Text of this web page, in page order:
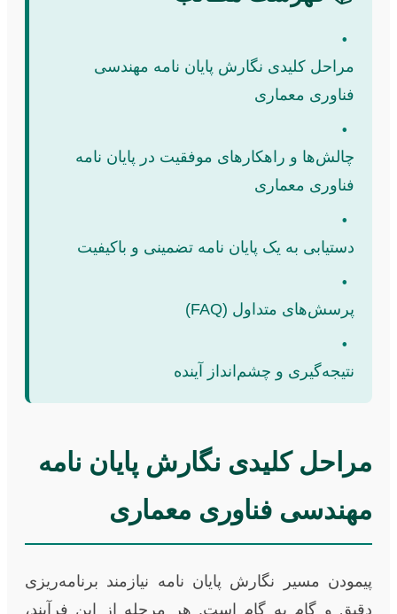
•
مراحل کلیدی نگارش پایان نامه مهندسی
فناوری معماری
•
چالش‌ها و راهکارهای موفقیت در پایان نامه
فناوری معماری
•
دستیابی به یک پایان نامه تضمینی و باکیفیت
•
پرسش‌های متداول (FAQ)
•
نتیجه‌گیری و چشم‌انداز آینده
مراحل کلیدی نگارش پایان نامه
مهندسی فناوری معماری
پیمودن مسیر نگارش پایان نامه نیازمند برنامه‌ریزی
دقیق و گام به گام است. هر مرحله از این فرآیند،